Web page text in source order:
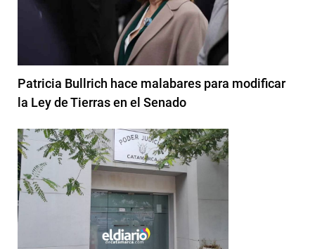
Patricia Bullrich hace malabares para modificar
la Ley de Tierras en el Senado